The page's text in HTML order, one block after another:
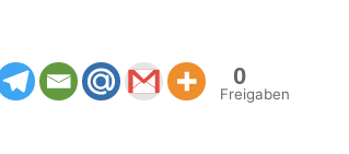
0
Freigaben